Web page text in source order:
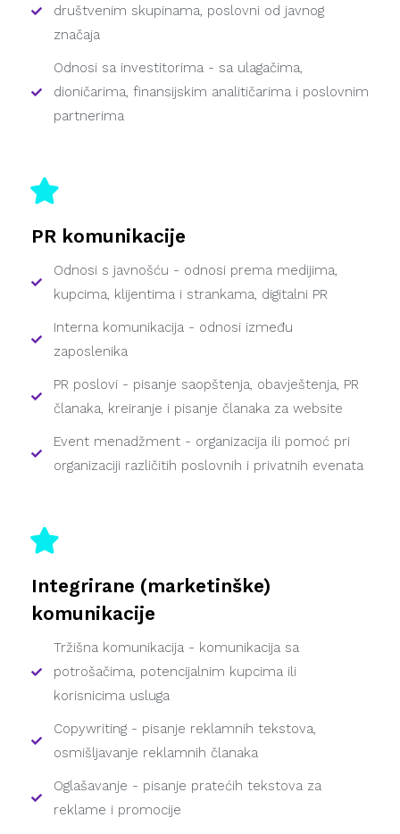
društvenim skupinama, poslovni od javnog
značaja
Odnosi sa investitorima - sa ulagačima,
dioničarima, finansijskim analitičarima i poslovnim
partnerima
PR komunikacije
Odnosi s javnošću - odnosi prema medijima,
kupcima, klijentima i strankama, digitalni PR
Interna komunikacija - odnosi između
zaposlenika
PR poslovi - pisanje saopštenja, obavještenja, PR
članaka, kreiranje i pisanje članaka za website
Event menadžment - organizacija ili pomoć pri
organizaciji različitih poslovnih i privatnih evenata
Integrirane (marketinške)
komunikacije
Tržišna komunikacija - komunikacija sa
potrošačima, potencijalnim kupcima ili
korisnicima usluga
Copywriting - pisanje reklamnih tekstova,
osmišljavanje reklamnih članaka​
Oglašavanje - pisanje pratećih tekstova za
reklame i promocije​